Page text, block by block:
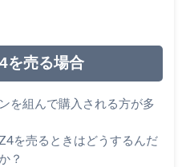
を売る場合
を組んで購入される方が多
を売るときはどうするんだ
？